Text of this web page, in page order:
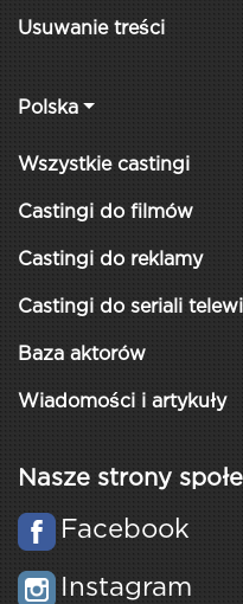
Usuwanie treści
Polska
Wszystkie castingi
Castingi do filmów
Castingi do reklamy
Castingi do seriali
Baza aktorów
Wiadomości i artykuły
Nasze strony
Facebook
Instagram